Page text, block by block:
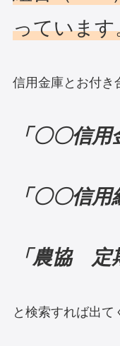
っています
信用金庫とお付き
「〇〇信
「〇〇信
「農協 定
と検索すれば出て